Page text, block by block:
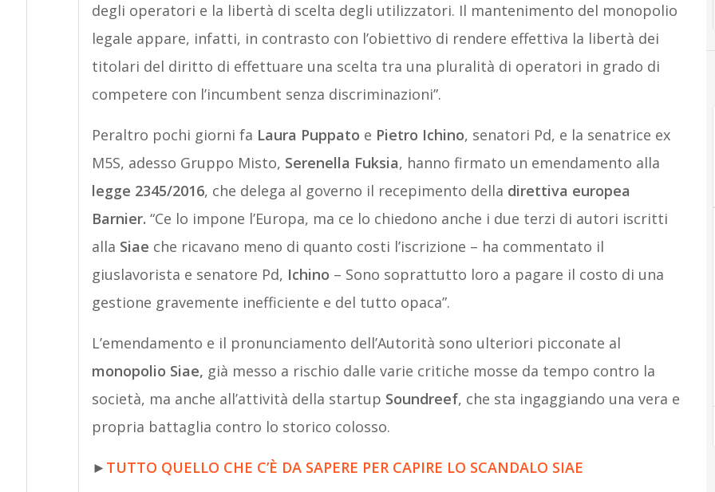
degli operatori e la libertà di scelta degli utilizzatori. Il mantenimento del monopolio
legale appare, infatti, in contrasto con l’obiettivo di rendere effettiva la libertà dei
titolari del diritto di effettuare una scelta tra una pluralità di operatori in grado di
competere con l’incumbent senza discriminazioni”.
Peraltro pochi giorni fa Laura Puppato e Pietro Ichino, senatori Pd, e la senatrice ex
M5S, adesso Gruppo Misto, Serenella Fuksia, hanno firmato un emendamento alla
legge 2345/2016, che delega al governo il recepimento della direttiva europea
Barnier. “Ce lo impone l’Europa, ma ce lo chiedono anche i due terzi di autori iscritti
alla Siae che ricavano meno di quanto costi l’iscrizione – ha commentato il
giuslavorista e senatore Pd, Ichino – Sono soprattutto loro a pagare il costo di una
gestione gravemente inefficiente e del tutto opaca”.
L’emendamento e il pronunciamento dell’Autorità sono ulteriori picconate al
monopolio Siae, già messo a rischio dalle varie critiche mosse da tempo contro la
società, ma anche all’attività della startup Soundreef, che sta ingaggiando una vera e
propria battaglia contro lo storico colosso.
► TUTTO QUELLO CHE C’È DA SAPERE PER CAPIRE LO SCANDALO SIAE